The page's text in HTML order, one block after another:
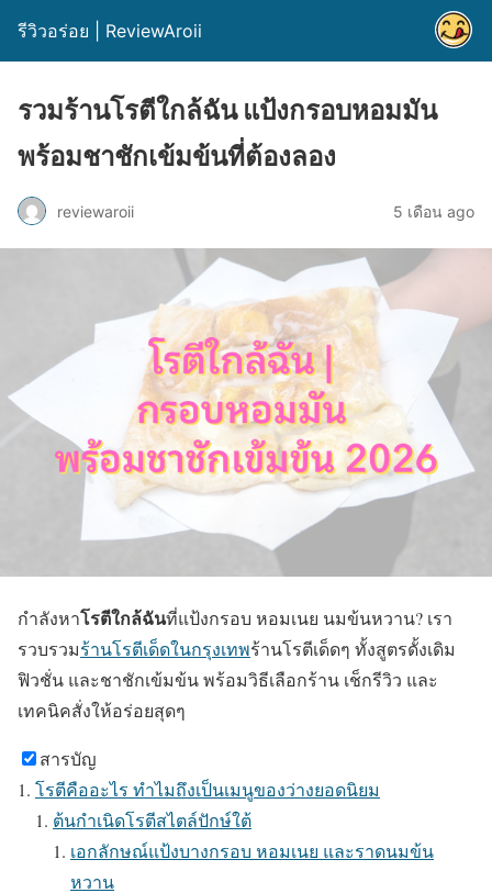
รีวิวอร่อย | ReviewAroii
รวมร้านโรตีใกล้ฉัน แป้งกรอบหอมมัน
พร้อมชาชักเข้มข้นที่ต้องลอง
reviewaroii 5 เดือน ago
กำลังหาโรตีใกล้ฉันที่แป้งกรอบ หอมเนย นมข้นหวาน? เรา
รวบรวมร้านโรตีเด็ดในกรุงเทพร้านโรตีเด็ดๆ ทั้งสูตรดั้งเดิม
ฟิวชั่น และชาชักเข้มข้น พร้อมวิธีเลือกร้าน เช็กรีวิว และ
เทคนิคสั่งให้อร่อยสุดๆ
สารบัญ
โรตีคืออะไร ทำไมถึงเป็นเมนูของว่างยอดนิยม
ต้นกำเนิดโรตีสไตล์ปักษ์ใต้
เอกลักษณ์แป้งบางกรอบ หอมเนย และราดนมข้น
หวาน